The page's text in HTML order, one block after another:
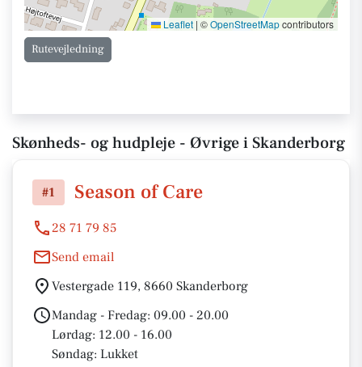
Leaflet | ©OpenStreetMapcontributors
Rutevejledning
Skønheds- og hudpleje - Øvrige i Skanderborg
#1 Season of Care
28 71 79 85
Send email
Vestergade 119, 8660 Skanderborg
Mandag - Fredag: 09.00 - 20.00
Lørdag: 12.00 - 16.00
Søndag: Lukket